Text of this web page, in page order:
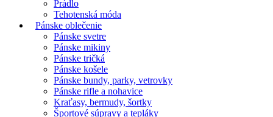
Prádlo
Tehotenská móda
Pánske oblečenie
Pánske svetre
Pánske mikiny
Pánske tričká
Pánske košele
Pánske bundy, parky, vetrovky
Pánske rifle a nohavice
Kraťasy, bermudy, šortky
Športové súpravy a tepláky